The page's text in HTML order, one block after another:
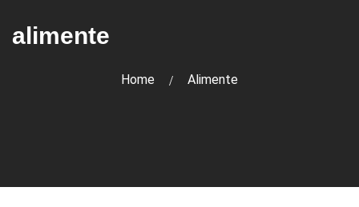
alimente
Home Alimente